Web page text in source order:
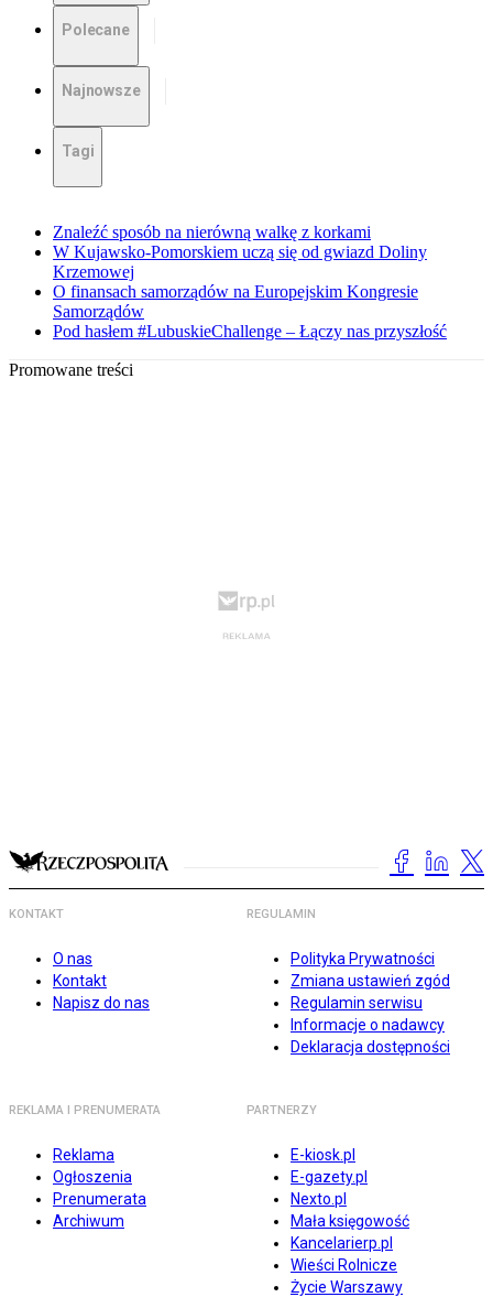
Polecane
Najnowsze
Tagi
Znaleźć sposób na nierówną walkę z korkami
W Kujawsko-Pomorskiem uczą się od gwiazd Doliny
Krzemowej
O finansach samorządów na Europejskim Kongresie
Samorządów
Pod hasłem #LubuskieChallenge – Łączy nas przyszłość
Promowane treści
KONTAKT
O nas
Kontakt
Napisz do nas
REGULAMIN
Polityka Prywatności
Zmiana ustawień zgód
Regulamin serwisu
Informacje o nadawcy
Deklaracja dostępności
REKLAMA I PRENUMERATA
Reklama
Ogłoszenia
Prenumerata
Archiwum
PARTNERZY
E-kiosk.pl
E-gazety.pl
Nexto.pl
Mała księgowość
Kancelarierp.pl
Wieści Rolnicze
Życie Warszawy